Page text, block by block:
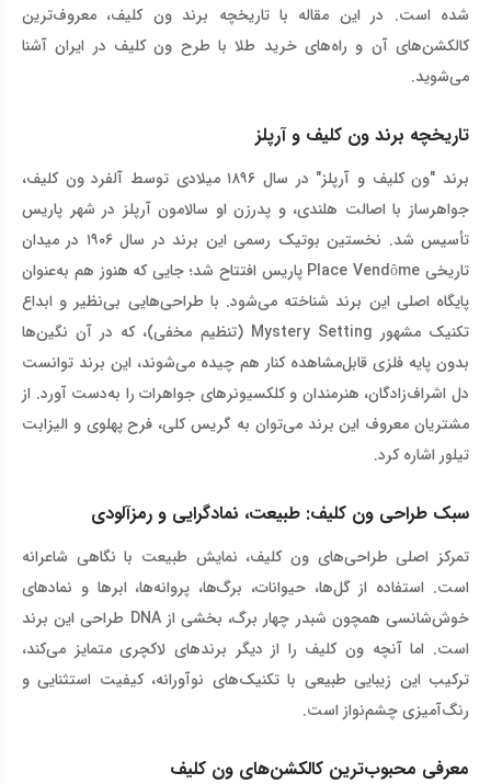
شده است. در این مقاله با تاریخچه برند ون کلیف، معروف‌ترین
کالکشن‌های آن و راه‌های خرید طلا با طرح ون کلیف در ایران آشنا
می‌شوید.
تاریخچه برند ون کلیف و آرپلز
برند "ون کلیف و آرپلز" در سال ۱۸۹۶ میلادی توسط آلفرد ون کلیف،
جواهرساز با اصالت هلندی، و پدرزن او سالامون آرپلز در شهر پاریس
تأسیس شد. نخستین بوتیک رسمی این برند در سال ۱۹۰۶ در میدان
تاریخیPlace Vendôme
پاریس افتتاح شد؛ جایی که هنوز هم به‌عنوان
پایگاه اصلی این برند شناخته می‌شود. با طراحی‌هایی بی‌نظیر و ابداع
تکنیک مشهور
(تنظیم مخفی)، که در آن نگین‌ها
بدون پایه فلزی قابل‌مشاهده کنار هم چیده می‌شوند، این برند توانست
دل اشراف‌زادگان، هنرمندان و کلکسیونرهای جواهرات را به‌دست آورد. از
مشتریان معروف این برند می‌توان به گریس کلی، فرح پهلوی و الیزابت
تیلور اشاره کرد.
سبک طراحی ون کلیف: طبیعت، نمادگرایی و رمزآلودی
تمرکز اصلی طراحی‌های ون کلیف، نمایش طبیعت با نگاهی شاعرانه
است. استفاده از گل‌ها، حیوانات، برگ‌ها، پروانه‌ها، ابرها و نمادهای
خوش‌شانسی همچون شبدر چهار برگ، بخشی از DNA
طراحی این برند
است. اما آنچه ون کلیف را از دیگر برندهای لاکچری متمایز می‌کند،
ترکیب این زیبایی طبیعی با تکنیک‌های نوآورانه، کیفیت استثنایی و
رنگ‌آمیزی چشم‌نواز است.
معرفی محبوب‌ترین کالکشن‌های ون کلیف